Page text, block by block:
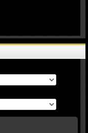
面のオイル加工など）をメ
等でお問い 合わせくださ
】→【当店/確認後、加工を
ては、まれに品切れとなって
だくか、キャンセルにて取り
・ラベル等）変更している場